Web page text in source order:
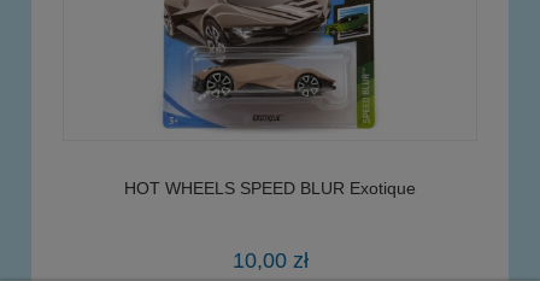
HOT WHEELS SPEED BLUR Exotique
10,00 zł